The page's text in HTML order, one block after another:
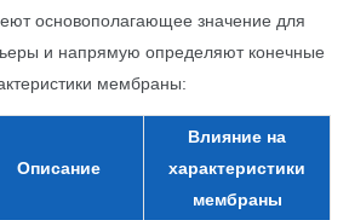
основополагающее значение для
и напрямую определяют конечные
мембраны:
Описание
Влияние на
характеристики
мембраны